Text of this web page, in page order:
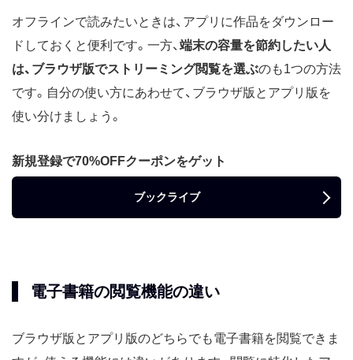
オフラインで読みたいときは、アプリに作品をダウンロー
ドしておくと便利です。一方、 端末の容量を節約したい人
は、ブラウザ版でストリーミング閲覧を選ぶのも1つの方法
です。自分の使い方にあわせて、ブラウザ版とアプリ版を
使い分けましょう。
新規登録で70%OFFクーポンをゲット
ブックライブ
電子書籍の閲覧機能の違い
ブラウザ版とアプリ版のどちらでも電子書籍を閲覧できま